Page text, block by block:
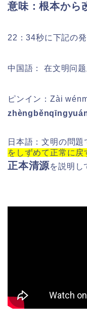
意味：根本から
22：34秒に下記の
中国語： 在文明问
ピンイン： Zài
日本語：文明の問題
をしずめて正常に戻
正本清源を説明し